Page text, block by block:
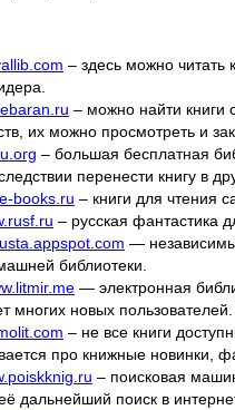
– здесь можно читать
– можно найти книги
их можно просмотреть и
– большая бесплатная
перенести книгу в
books.ru – книги для чтения
– русская фантастика
—
библиотеки.
— электронная
многих новых
– не все книги
про книжные новинки,
– поисковая
дальнейший поиск в